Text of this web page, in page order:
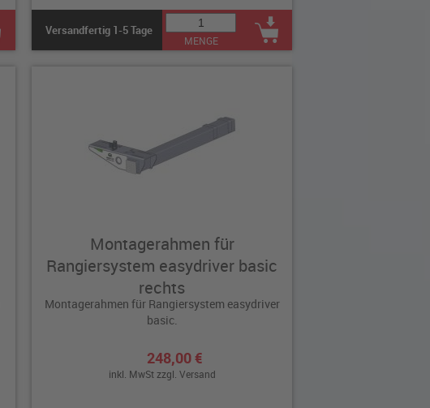
Versandfertig 1-5 Tage
MENGE
Montagerahmen für
Rangiersystem easydriver basic
rechts
Montagerahmen für Rangiersystem easydriver
basic.
248,00 €
inkl. MwSt zzgl. Versand